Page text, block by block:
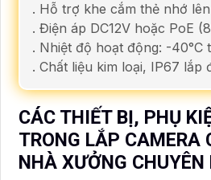
. Hỗ trợ khe cắm thẻ nhớ
. Điện áp DC12V hoặc PoE
. Nhiệt độ hoạt động: -40°C
. Chất liệu kim loại, IP67 lắp
CÁC THIẾT BỊ, PHỤ
TRONG LẮP CAMERA
NHÀ XƯỞNG CHUYÊN